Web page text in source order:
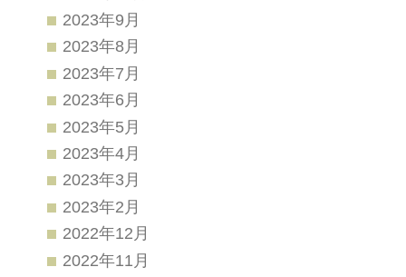
2023年9月
2023年8月
2023年7月
2023年6月
2023年5月
2023年4月
2023年3月
2023年2月
2022年12月
2022年11月